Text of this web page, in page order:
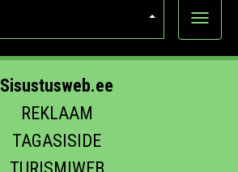
Ava
Sisustusweb.ee
REKLAAM
TAGASISIDE